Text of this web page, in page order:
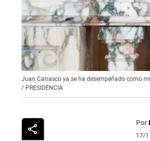
Juan Carrasco ya se ha desempeñado como
/ PRESIDENCIA
Por
17/